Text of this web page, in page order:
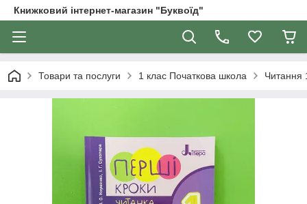
Книжковий інтернет-магазин "Буквоїд"
Товари та послуги 1 клас Початкова школа Читання